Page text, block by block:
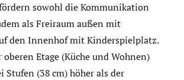
sowohl die Kommunikation
als Freiraum außen mit
den Innenhof mit Kinderspielplatz.
oberen Etage (Küche und Wohnen)
Stufen (38 cm) höher als der